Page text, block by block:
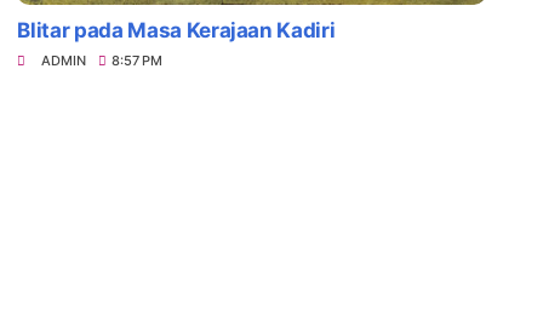
Blitar pada Masa Kerajaan Kadiri
ADMIN 8:57 PM